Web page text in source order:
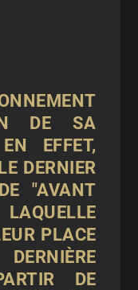
DE SA
EFFET,
DERNIER
"AVANT
PLACE
DE